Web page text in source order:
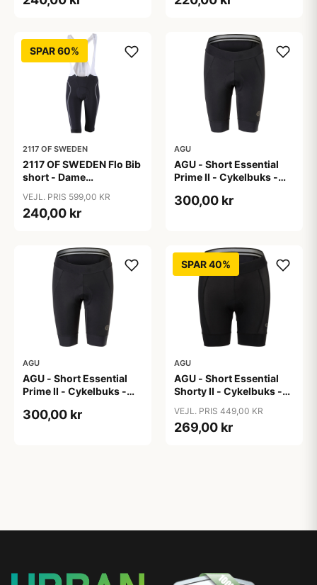
SPAR 60%
2117 OF SWEDEN
2117 OF SWEDEN Flo Bib
short - Dame
Sort - Str. 40
VEJL. PRIS 599,00 KR
240,00 kr
AGU
AGU - Short Essential
Prime II - Cykelbuks -
300,00 kr
AGU
AGU - Short Essential
Prime II - Cykelbuks -
300,00 kr
SPAR 40%
AGU
AGU - Short Essential
Shorty II - Cykelbuks -
VEJL. PRIS 449,00 KR
269,00 kr